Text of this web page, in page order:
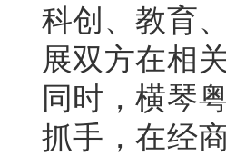
科创、教育
展双方在相
同时，横琴
抓手，在经